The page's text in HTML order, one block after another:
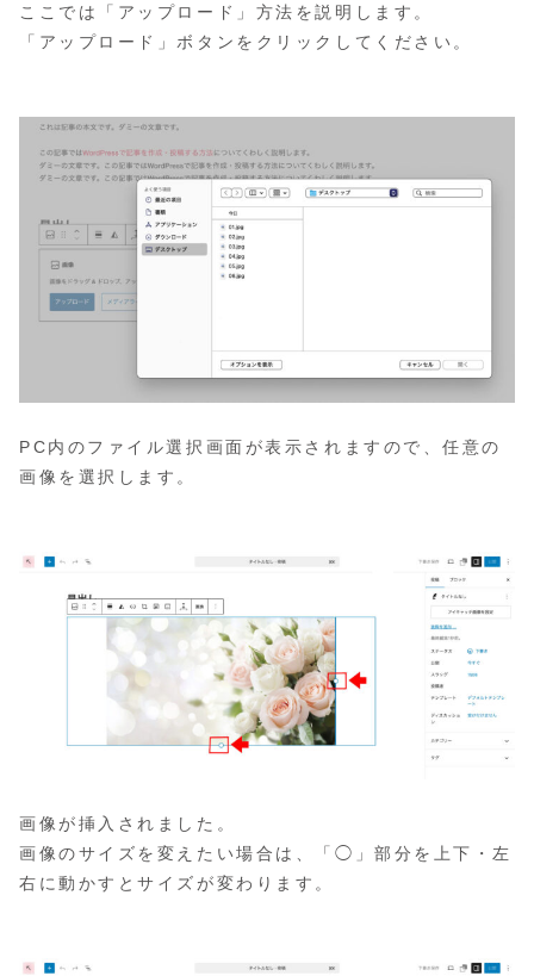
ここでは「アップロード」方法を説明します。
「アップロード」ボタンをクリックしてください。
PC内のファイル選択画面が表示されますので、任意の
画像を選択します。
画像が挿入されました。
画像のサイズを変えたい場合は、「◯」部分を上下・左
右に動かすとサイズが変わります。